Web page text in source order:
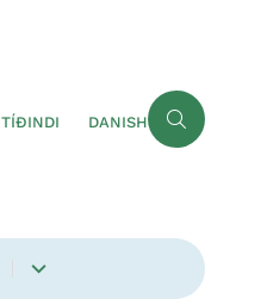
TÍÐINDI DANISH